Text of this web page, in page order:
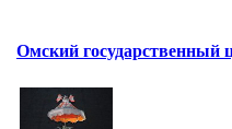
Омский государственный